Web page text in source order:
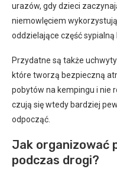
urazów, gdy dzieci
niemowlęciem
oddzielające część
Przydatne są także
które tworzą bezpieczną
pobytów na kempingu i nie
czują się wtedy bardziej
odpocząć.
Jak organizować
podczas drogi?